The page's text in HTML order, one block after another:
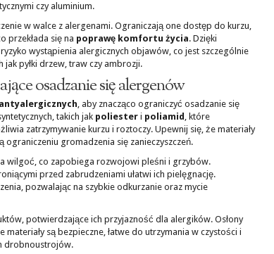
czy aluminium.
w walce z alergenami. Ograniczają one dostęp do kurzu,
przekłada się na poprawę komfortu życia. Dzięki
wystąpienia alergicznych objawów, co jest szczególnie
pyłki drzew, traw czy ambrozji.
osadzanie się alergenów
, aby znacząco ograniczyć osadzanie się
takich jak poliester i poliamid , które
zatrzymywanie kurzu i roztoczy. Upewnij się, że materiały
ograniczeniu gromadzenia się zanieczyszczeń.
wilgoć, co zapobiega rozwojowi pleśni i grzybów.
przed zabrudzeniami ułatwi ich pielęgnację.
pozwalając na szybkie odkurzanie oraz mycie
potwierdzające ich przyjazność dla alergików. Osłony
są bezpieczne, łatwe do utrzymania w czystości i
drobnoustrojów.